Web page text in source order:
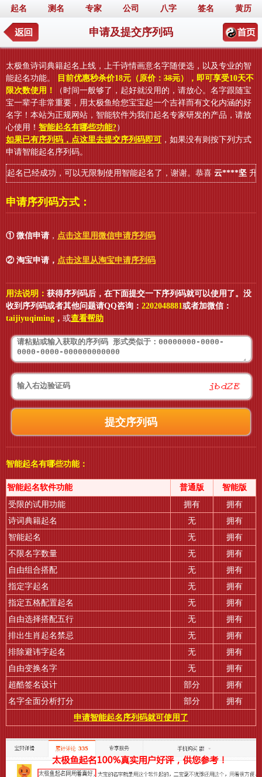
起名 测名 专家 公司 八字 签名 黄历
申请及提交序列码
太极鱼诗词典籍起名上线，上千诗情画意名字随便选，以及专业的智
能起名功能。
目前优惠秒杀价18元（原价： 38元），即可享受10天不
限次数使用！
（时间一般够了，起好就没用的，请放心。名字跟随宝
宝一辈子非常重要，用太极鱼给您宝宝起一个吉祥而有文化内涵的好
名字！本站为正规网站，智能软件为我们起名专家研发的产品，请放
心使用！ 智能起名有哪些功能?）
如果已有序列码，点这里去提交序列码即可 ，如果没有则按下列方式
申请智能起名序列码。
名已经成功，可以无限制使用智能起名了，谢谢。恭喜云****坚升级
申请序列码方式：
① 微信申请 ， 点击这里用微信申请序列码
② 淘宝申请 ， 点击这里从淘宝申请序列码
用法说明： 获得序列码后，在下面提交一下序列码就可以使用了。没
收到序列码或者其他问题请QQ咨询： 2202048881或者加微信：
taijiyuqiming ， 或查看帮助
智能起名有哪些功能：
智能起名软件功能 普通版
智能版
受限的试用功能
拥有
拥有
诗词典籍起名
无
拥有
智能起名
无
拥有
不限名字数量
无
拥有
自由组合搭配
无
拥有
指定字起名
无
拥有
指定五格配置起名
无
拥有
自由选择搭配五行
无
拥有
排出生肖起名禁忌
无
拥有
排除避讳字起名
无
拥有
自由变换名字
无
拥有
超酷签名设计
部分
拥有
名字全面分析打分
部分
拥有
申请智能起名序列码就可使用了